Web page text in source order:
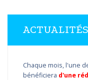
ACTUALITÉS
Chaque mois, l'une
bénéficiera d'une